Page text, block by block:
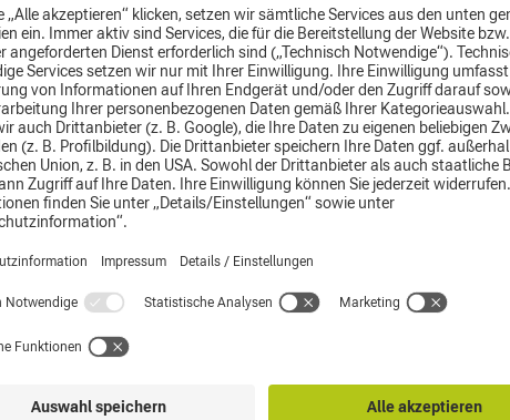
analysieren wir Ihr Surf- und Nutzungsverhalten. Diese statistischen
der Website benutzerfreundlicher zu gestalten, die Bedürfnisse
Website entsprechend zu verbessern.
um unsere Services noch besser Ihren Interessen anzupassen und
legen wir webseiten- und geräteübergreifende Profile an, die wir mit